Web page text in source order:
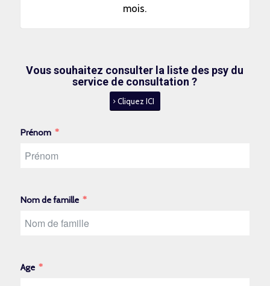
mois.
Vous souhaitez consulter la liste des psy du
service de consultation ?
Cliquez ICI
Prénom
Nom de famille
Age